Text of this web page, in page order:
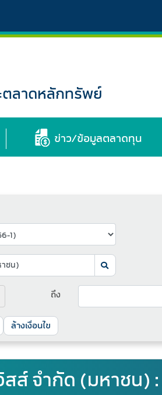
ลาดหลักทรัพย์
ข่าว/ข้อมูลตลาดทุน
ถึง
ล้างเงื่อนไข
ส์ จำกัด (มหาชน) :